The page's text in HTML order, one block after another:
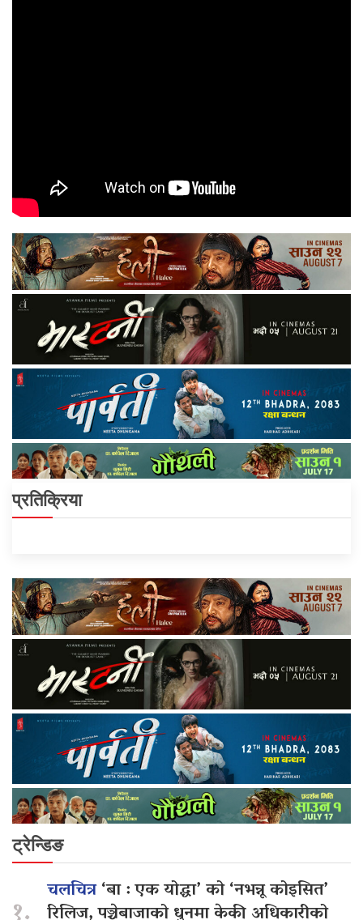
प्रतिक्रिया
ट्रेन्डिङ
चलचित्र‘बा : एक योद्धा’ को ‘नभन्नू कोइसित’